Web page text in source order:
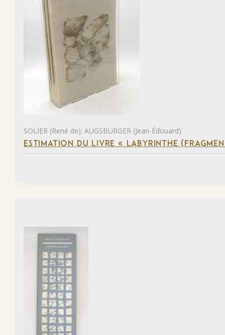
SOLIER (René de); AUGSBURGER (Jean-Édouard)
ESTIMATION DU LIVRE « LABYRINTHE